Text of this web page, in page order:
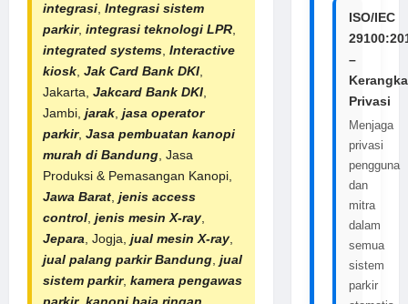
integrasi, Integrasi sistem
parkir, integrasi teknologi LPR,
integrated systems, Interactive
kiosk, Jak Card Bank DKI,
Jakarta, Jakcard Bank DKI,
Jambi, jarak, jasa operator
parkir, Jasa pembuatan kanopi
murah di Bandung, Jasa
Produksi & Pemasangan Kanopi,
Jawa Barat, jenis access
control, jenis mesin X-ray,
Jepara, Jogja, jual mesin X-ray,
jual palang parkir Bandung, jual
sistem parkir, kamera pengawas
ISO/IEC
–
Kerangka
Privasi
Menjaga
privasi
pengguna
dan
mitra
dalam
semua
sistem
parkir